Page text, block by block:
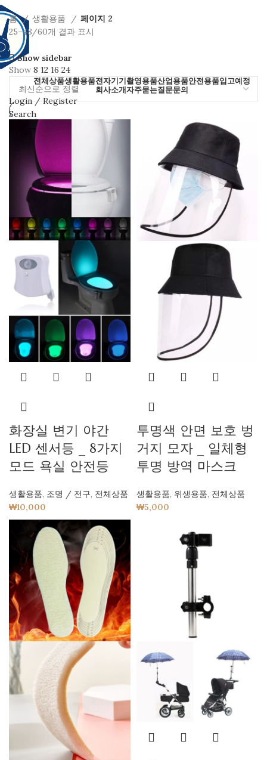
전체상품생활용품전자기기촬영용품산업용품안전용품입고예정
회사소개자주묻는질문문의
Login / Register
Search
Wishlist
items ₩0
홈 생활용품
페이지 2
25–48/60개 결과 표시
Show sidebar
Show 8 12 16 24
화장실 변기 야간
LED 센서등 _ 8가지
모드 욕실 안전등
생활용품, 조명 / 전구, 전체상품
₩10,000
투명색 안면 보호 벙
거지 모자 _ 일체형
투명 방역 마스크
생활용품, 위생용품, 전체상품
₩5,000